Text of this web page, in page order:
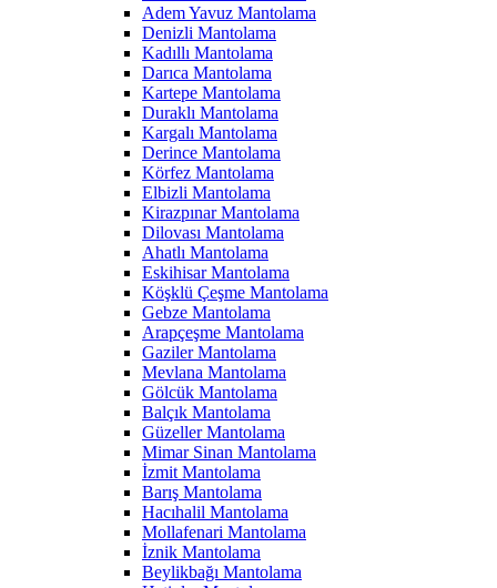
Adem Yavuz Mantolama
Denizli Mantolama
Kadıllı Mantolama
Darıca Mantolama
Kartepe Mantolama
Duraklı Mantolama
Kargalı Mantolama
Derince Mantolama
Körfez Mantolama
Elbizli Mantolama
Kirazpınar Mantolama
Dilovası Mantolama
Ahatlı Mantolama
Eskihisar Mantolama
Köşklü Çeşme Mantolama
Gebze Mantolama
Arapçeşme Mantolama
Gaziler Mantolama
Mevlana Mantolama
Gölcük Mantolama
Balçık Mantolama
Güzeller Mantolama
Mimar Sinan Mantolama
İzmit Mantolama
Barış Mantolama
Hacıhalil Mantolama
Mollafenari Mantolama
İznik Mantolama
Beylikbağı Mantolama